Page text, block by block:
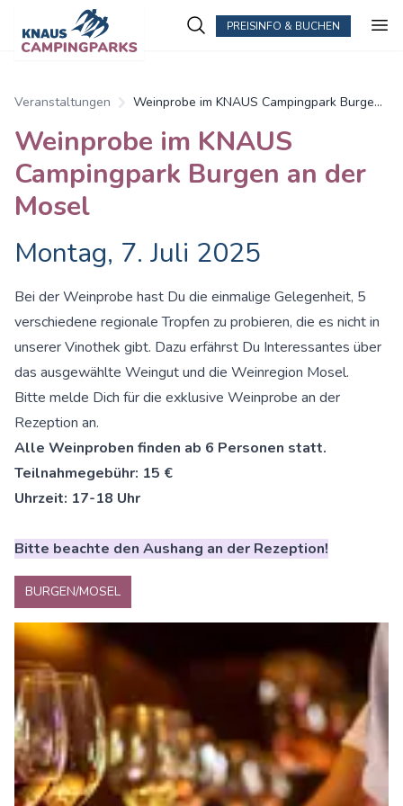
PREISINFO & BUCHEN
Veranstaltungen
Weinprobe im KNAUS Campingpark Burgen
Weinprobe im KNAUS
Campingpark Burgen an der
Mosel
Montag, 7. Juli 2025
Bei der Weinprobe hast Du die einmalige Gelegenheit, 5
verschiedene regionale Tropfen zu probieren, die es nicht in
unserer Vinothek gibt. Dazu erfährst Du Interessantes über
das ausgewählte Weingut und die Weinregion Mosel.
Bitte melde Dich für die exklusive Weinprobe an der
Rezeption an.
Alle Weinproben finden ab 6 Personen statt.
Teilnahmegebühr: 15 €
Uhrzeit: 17-18 Uhr
Bitte beachte den Aushang an der Rezeption!
BURGEN/MOSEL